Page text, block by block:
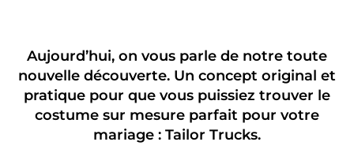
Aujourd’hui, on vous parle de notre toute
nouvelle découverte. Un concept original et
pratique pour que vous puissiez trouver le
costume sur mesure parfait pour votre
mariage : Tailor Trucks.